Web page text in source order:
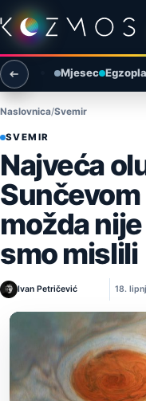
Preskoči na sadržaj
Otvori izbornik
Otvori pretragu
Mjesec
Naslovnica Svemir
SVEMIR
Najveća
možda
smo mislili
Ivan Petričević 18.